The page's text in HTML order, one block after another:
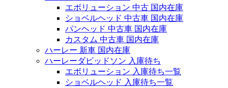
エボリューション 中古 国内在庫
ショベルヘッド 中古車 国内在庫
パンヘッド 中古車 国内在庫
カスタム 中古車 国内在庫
ハーレー 新車 国内在庫
ハーレーダビッドソン 入庫待ち
エボリューション 入庫待ち一覧
ショベルヘッド 入庫待ち一覧